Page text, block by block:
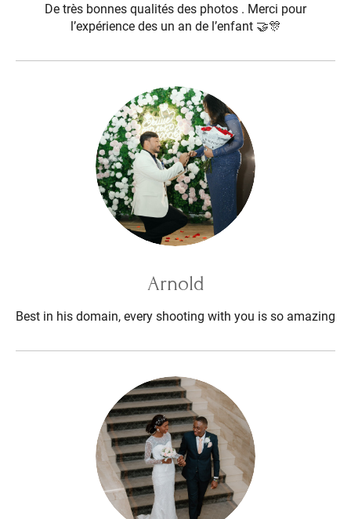
De très bonnes qualités des photos . Merci pour
l’expérience des un an de l’enfant 🤝🎊
Arnold
Best in his domain, every shooting with you is so amazing